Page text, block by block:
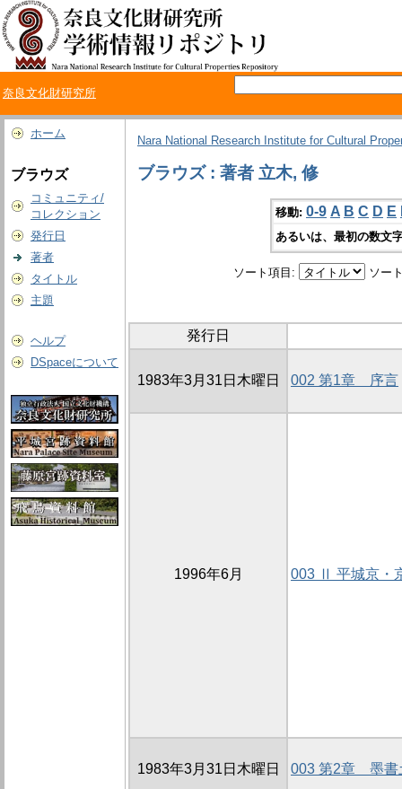
奈良文化財研究所
ホーム
ブラウズ
コミュニティ/
コレクション
発行日
著者
タイトル
主題
ヘルプ
DSpaceについて
Nara National Research Institute for Cultural
ブラウズ : 著者 立木, 修
移動: 0-9 A B C D E
あるいは、最初の数文
ソート項目: ソー
発行日
1983年3月31日木曜日 002 第1章 序言
1996年6月 003 Ⅱ 平城京・
1983年3月31日木曜日 003 第2章 墨書